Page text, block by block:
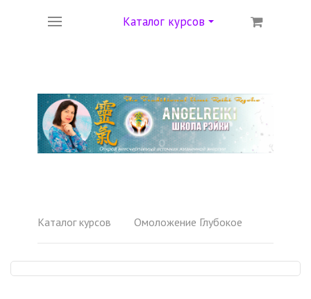
Каталог курсов
Каталог курсов Омоложение Глубокое